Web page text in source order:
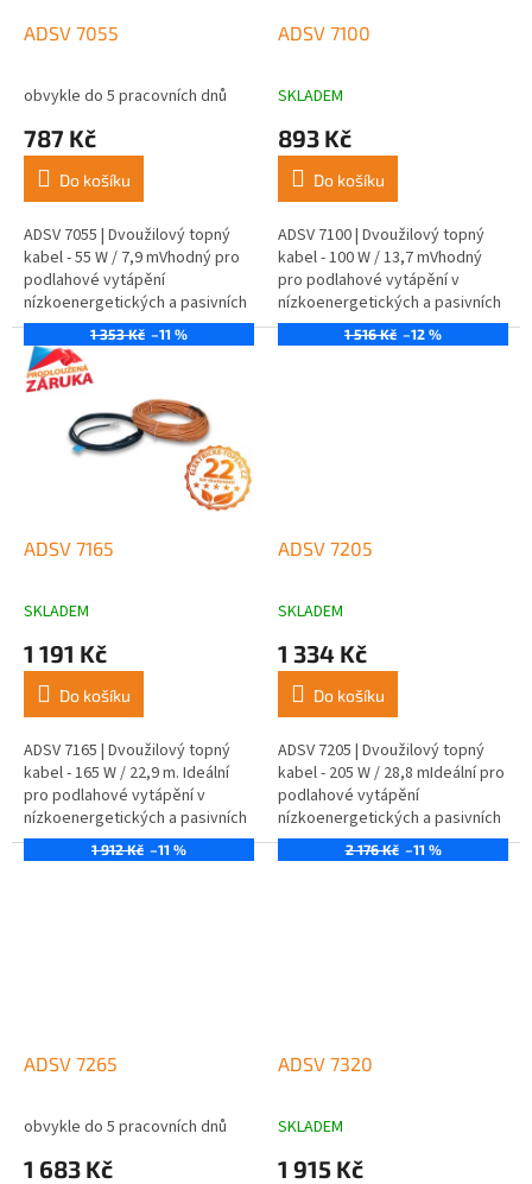
ADSV 7055
obvykle do 5 pracovních dnů
787 Kč
Do košíku
ADSV 7055 | Dvoužilový topný
kabel - 55 W / 7,9 mVhodný pro
podlahové vytápění
nízkoenergetických a pasivních
domů.
ADSV 7100
SKLADEM
893 Kč
Do košíku
ADSV 7100 | Dvoužilový topný
kabel - 100 W / 13,7 mVhodný
pro podlahové vytápění v
nízkoenergetických a pasivních
domech.
1 353 Kč –11 %
ADSV 7165
SKLADEM
1 191 Kč
Do košíku
ADSV 7165 | Dvoužilový topný
kabel - 165 W / 22,9 m. Ideální
pro podlahové vytápění v
nízkoenergetických a pasivních
domech.
1 516 Kč –12 %
ADSV 7205
SKLADEM
1 334 Kč
Do košíku
ADSV 7205 | Dvoužilový topný
kabel - 205 W / 28,8 mIdeální pro
podlahové vytápění
nízkoenergetických a pasivních
domů.
1 912 Kč –11 %
ADSV 7265
obvykle do 5 pracovních dnů
1 683 Kč
2 176 Kč –11 %
ADSV 7320
SKLADEM
1 915 Kč